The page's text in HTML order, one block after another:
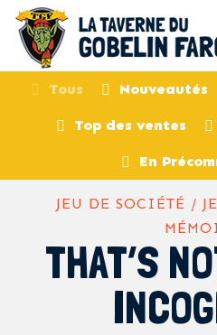
Tous Nouveautés
Top des ventes
En
JEU DE SOCIÉTÉ /
THAT’S